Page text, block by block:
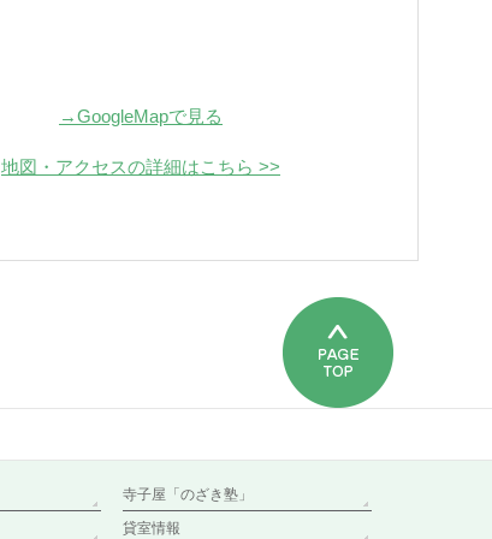
→GoogleMapで見る
地図・アクセスの詳細はこちら >>
寺子屋「のざき塾」
貸室情報